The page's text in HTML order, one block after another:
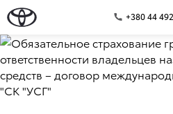
+380 44